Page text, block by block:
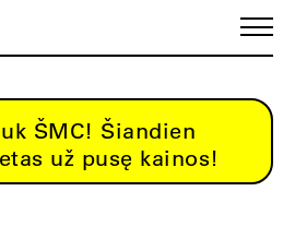
ŠMC! Šiandien
už pusę kainos!